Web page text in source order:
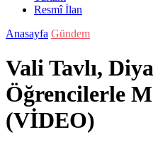
Resmî İlan
Anasayfa Gündem
Vali Tavlı,
Öğrencilerle
(VİDEO)